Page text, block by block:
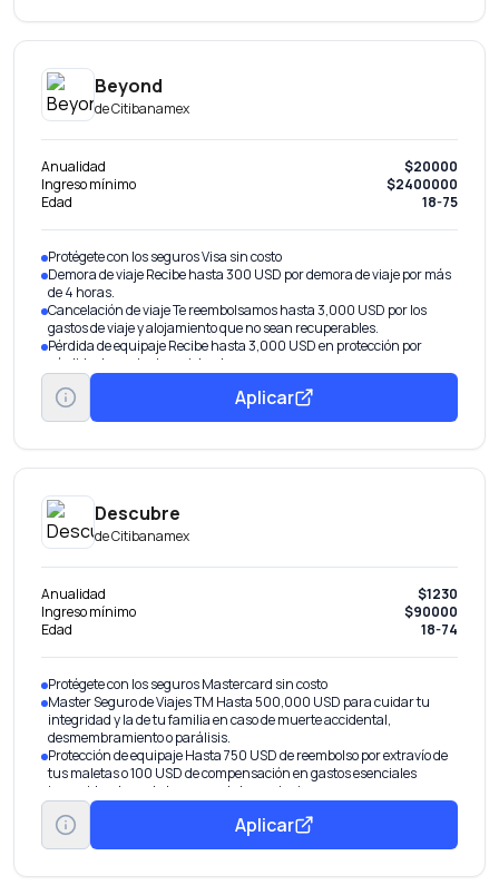
preferencial.
Aumenta tu línea de crédito Obtén más en tu tarjeta por tu buen
Beyond
deCitibanamex
Anualidad
$20000
Ingreso mínimo
$2400000
Edad
18-75
Protégete con los seguros Visa sin costo
Demora de viaje Recibe hasta 300 USD por demora de viaje por más
de 4 horas.
Cancelación de viaje Te reembolsamos hasta 3,000 USD por los
gastos de viaje y alojamiento que no sean recuperables.
Pérdida de equipaje Recibe hasta 3,000 USD en protección por
pérdida de equipaje registrado.
Aplicar
Descubre
deCitibanamex
Anualidad
$1230
Ingreso mínimo
$90000
Edad
18-74
Protégete con los seguros Mastercard sin costo
Master Seguro de Viajes TM Hasta 500,000 USD para cuidar tu
integridad y la de tu familia en caso de muerte accidental,
desmembramiento o parálisis.
Protección de equipaje Hasta 750 USD de reembolso por extravío de
tus maletas o 100 USD de compensación en gastos esenciales
incurridos durante la espera de tu equipaje.
Garantía Extendida Hasta 1 año adicional de garantía al ofrecido por
el fabricante con cobertura de 5,000 USD por incidente o 10,000
USD por año para reparaciones.
beneficios extra por invitación
Aplicar